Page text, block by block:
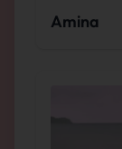
Amina